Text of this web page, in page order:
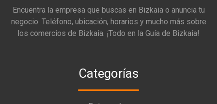
Encuentra la empresa que buscas en Bizkaia o anuncia tu
negocio. Teléfono, ubicación, horarios y mucho más sobre
los comercios de Bizkaia. ¡Todo en la Guía de Bizkaia!
Categorías